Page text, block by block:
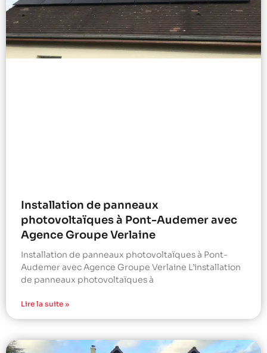
Installation de panneaux
photovoltaïques à Pont-Audemer avec
Agence Groupe Verlaine
Installation de panneaux photovoltaïques à Pont-
Audemer avec Agence Groupe Verlaine L’installation
de panneaux photovoltaïques à
Lire la suite »